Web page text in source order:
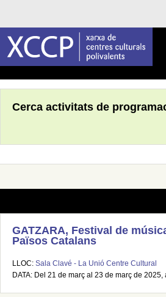
Cerca activitats de
GATZARA, Festival de
Països Catalans
LLOC: Sala Clavé - La Unió Centre Cultural
DATA: Del 21 de març al 23 de març de 2025,